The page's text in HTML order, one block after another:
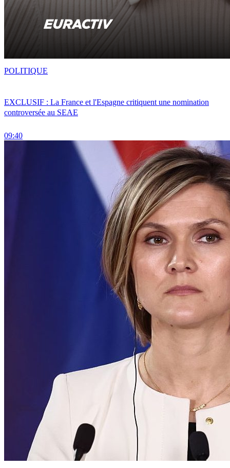
EXCLUSIF : La France et l'Espagne critiquent une nomination
controversée au SEAE
09:40
POLITIQUE